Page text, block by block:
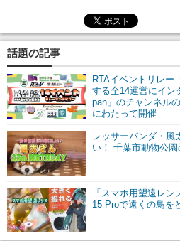
マンガ
ニコニコQ
話題の記事
RTAイベントリレー
する全14運営にイン
pan」のチャンネル
にわたって開催
レッサーパンダ・風
い！ 千葉市動物公
「スマホ用望遠レ
15 Proで遠くの鳥を